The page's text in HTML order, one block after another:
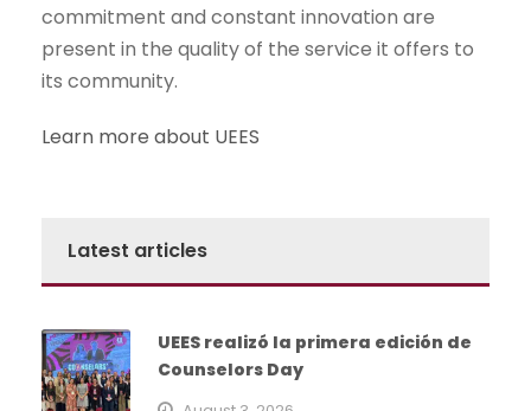
commitment and constant innovation are
present in the quality of the service it offers to
its community.
Learn more about UEES
Latest articles
UEES realizó la primera edición de
Counselors Day